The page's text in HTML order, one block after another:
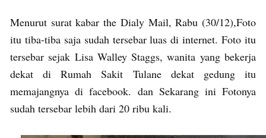
Menurut surat kabar the Dialy Mail, Rabu (30/12),Foto
itu tiba-tiba saja sudah tersebar luas di internet. Foto itu
tersebar sejak Lisa Walley Staggs, wanita yang bekerja
dekat di Rumah Sakit Tulane dekat gedung itu
memajangnya di facebook. dan Sekarang ini Fotonya
sudah tersebar lebih dari 20 ribu kali.